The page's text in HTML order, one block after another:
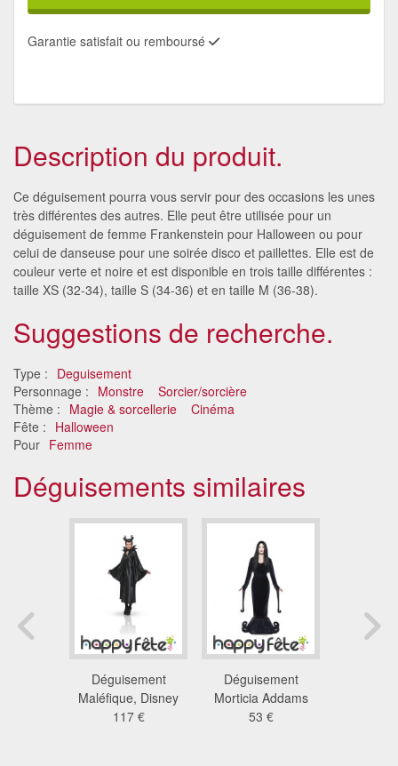
Garantie satisfait ou remboursé
Description du produit.
Ce déguisement pourra vous servir pour des occasions les unes
très différentes des autres. Elle peut être utilisée pour un
déguisement de femme Frankenstein pour Halloween ou pour
celui de danseuse pour une soirée disco et paillettes. Elle est de
couleur verte et noire et est disponible en trois taille différentes :
taille XS (32-34), taille S (34-36) et en taille M (36-38).
Suggestions de recherche.
Type : Deguisement
Personnage : Monstre
Sorcier/sorcière
Thème : Magie & sorcellerie
Cinéma
Fête : Halloween
Pour Femme
Déguisements similaires
Déguisement
Maléfique, Disney
117 €
Déguisement
Morticia Addams
53 €